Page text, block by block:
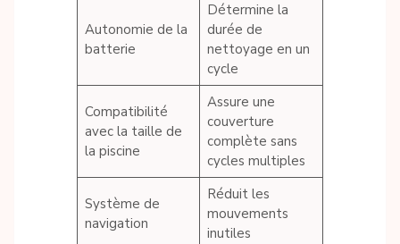
Autonomie de la
batterie
Détermine la
durée de
nettoyage en un
cycle
Compatibilité
avec la taille de
la piscine
Assure une
couverture
complète sans
cycles multiples
Système de
navigation
Réduit les
mouvements
inutiles